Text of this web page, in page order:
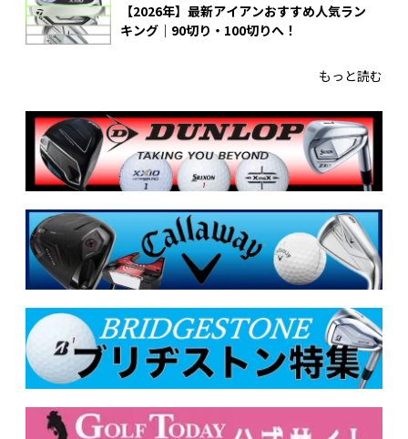
【2026年】最新アイアンおすすめ人気ラン
キング｜90切り・100切りへ！
もっと読む